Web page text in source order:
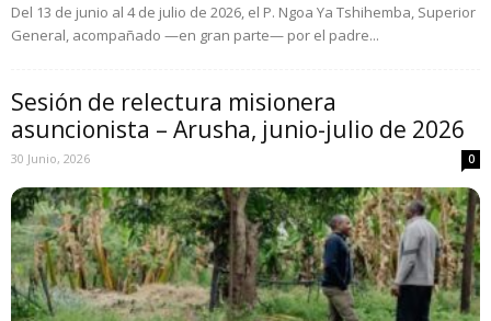
Del 13 de junio al 4 de julio de 2026, el P. Ngoa Ya Tshihemba, Superior
General, acompañado —en gran parte— por el padre...
Sesión de relectura misionera
asuncionista – Arusha, junio-julio de 2026
30 Junio, 2026 0